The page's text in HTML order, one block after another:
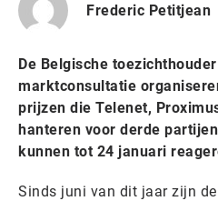
Frederic Petitjean
De Belgische
marktconsultatie
prijzen die Telenet,
hanteren voor derde
kunnen tot 24 januari
Sinds juni van dit jaar zijn